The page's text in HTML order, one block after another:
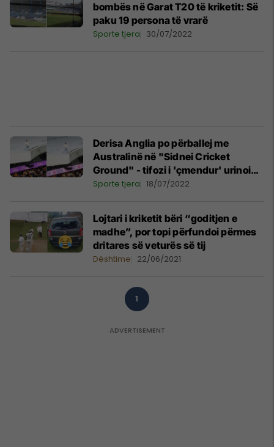
bombës në Garat T20 të kriketit: Së
paku 19 persona të vrarë
Sporte tjera 30/07/2022
Derisa Anglia po përballej me
Australinë në "Sidnei Cricket
Ground" - tifozi i 'çmendur' urinoi
mbi çatinë e stadiumit
Sporte tjera 18/07/2022
Lojtari i kriketit bëri “goditjen e
madhe”, por topi përfundoi përmes
dritares së veturës së tij
Dështime 22/06/2021
1